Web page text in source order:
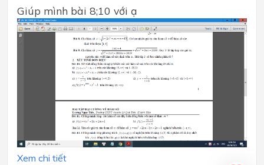
Giúp mình bài 8;10 với ạ
Xem chi tiết